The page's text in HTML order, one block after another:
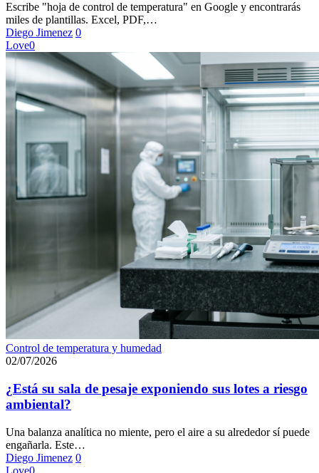
y
alternativa
digital
Escribe "hoja de control de temperatura" en Google y encontrarás
miles de plantillas. Excel, PDF,…
Diego Jimenez 0
Love0
¿Está
su
de
pesaje
exponiendo
lotes
a
riesgo
Control de temperatura y humedad
02/07/2026
¿Está su sala de pesaje exponiendo sus lotes a riesgo
ambiental?
Una balanza analítica no miente, pero el aire a su alrededor sí puede
engañarla. Este…
Diego Jimenez 0
Love0